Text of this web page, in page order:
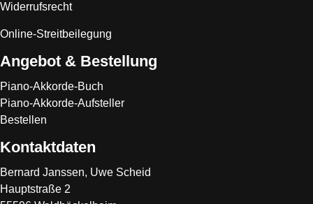
Widerrufsrecht
Online-Streitbeilegung
Angebot & Bestellung
Piano-Akkorde-Buch
Piano-Akkorde-Aufsteller
Bestellen
Kontaktdaten
Bernard Janssen, Uwe Scheid
Hauptstraße 2